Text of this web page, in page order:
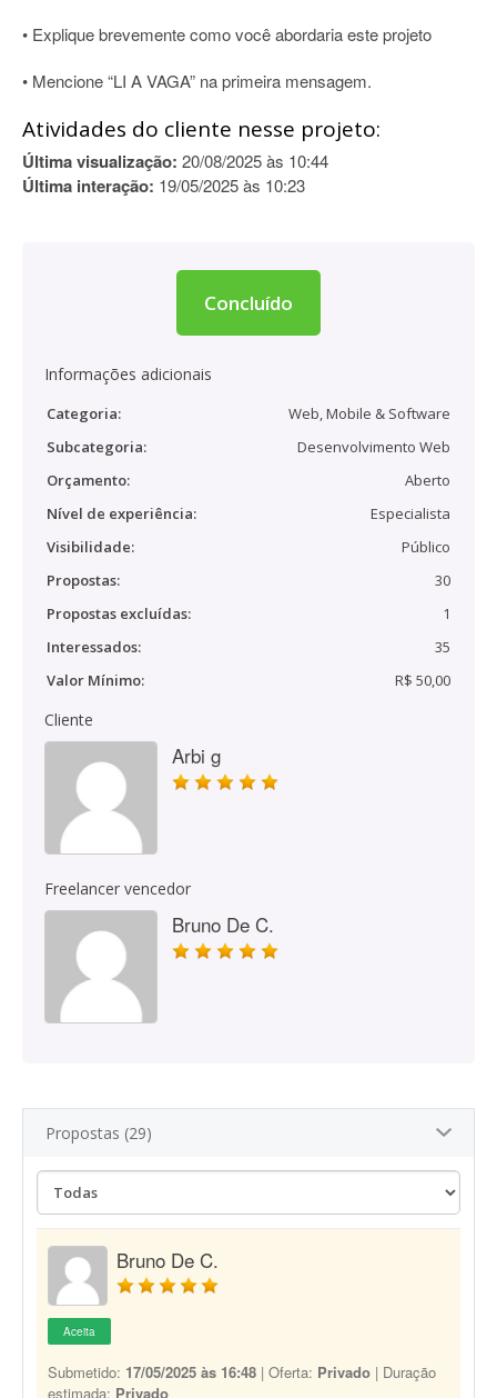
• Explique brevemente como você abordaria este projeto
• Mencione “LI A VAGA” na primeira mensagem.
Atividades do cliente nesse projeto:
Última visualização: 20/08/2025 às 10:44
Última interação: 19/05/2025 às 10:23
Concluído
Informações adicionais
Categoria:
Web, Mobile & Software
Subcategoria:
Desenvolvimento Web
Orçamento:
Aberto
Nível de experiência:
Especialista
Visibilidade:
Público
Propostas:
30
Propostas excluídas:
1
Interessados:
35
Valor Mínimo:
R$ 50,00
Cliente
Arbi g
Freelancer vencedor
Bruno De C.
Propostas (29)
Bruno De C.
Aceita
Submetido: 17/05/2025 às 16:48 | Oferta: Privado | Duração
estimada: Privado